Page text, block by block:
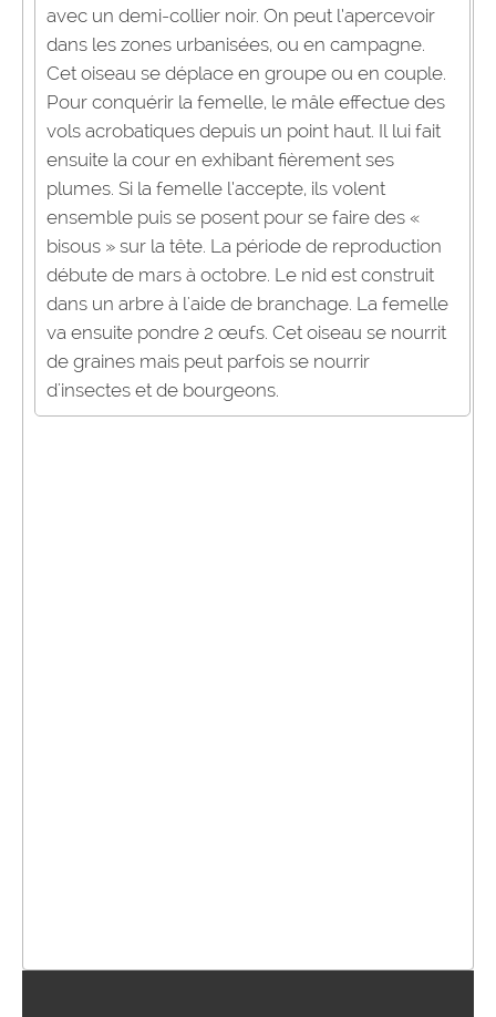
avec un demi-collier noir. On peut l’apercevoir
dans les zones urbanisées, ou en campagne.
Cet oiseau se déplace en groupe ou en couple.
Pour conquérir la femelle, le mâle effectue des
vols acrobatiques depuis un point haut. Il lui fait
ensuite la cour en exhibant fièrement ses
plumes. Si la femelle l’accepte, ils volent
ensemble puis se posent pour se faire des «
bisous » sur la tête. La période de reproduction
débute de mars à octobre. Le nid est construit
dans un arbre à l'aide de branchage. La femelle
va ensuite pondre 2 œufs. Cet oiseau se nourrit
de graines mais peut parfois se nourrir
d'insectes et de bourgeons.